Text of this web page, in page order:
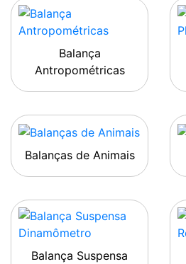
Balança
Antropométricas
Balanças de Animais
Balança Suspensa